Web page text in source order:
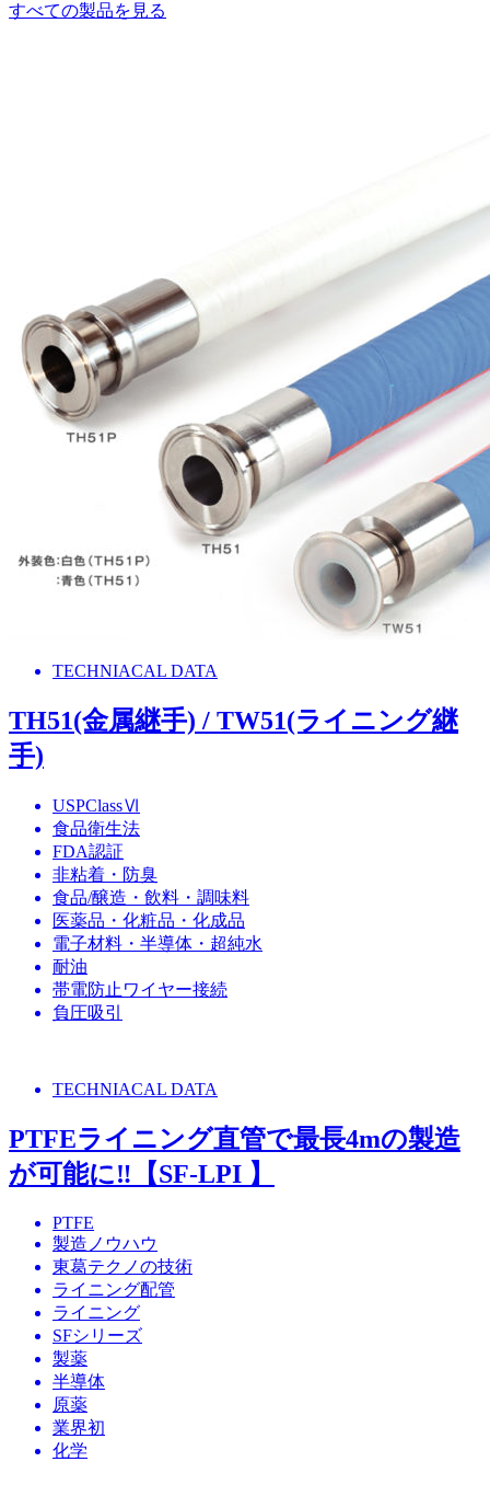
すべての製品を見る
TECHNIACAL DATA
TH51(金属継手) / TW51(ライニング継
手)
USPClassⅥ
食品衛生法
FDA認証
非粘着・防臭
食品/醸造・飲料・調味料
医薬品・化粧品・化成品
電子材料・半導体・超純水
耐油
帯電防止ワイヤー接続
負圧吸引
TECHNIACAL DATA
PTFEライニング直管で最長4mの製造
が可能に‼【SF-LPI 】
PTFE
製造ノウハウ
東葛テクノの技術
ライニング配管
ライニング
SFシリーズ
製薬
半導体
原薬
業界初
化学